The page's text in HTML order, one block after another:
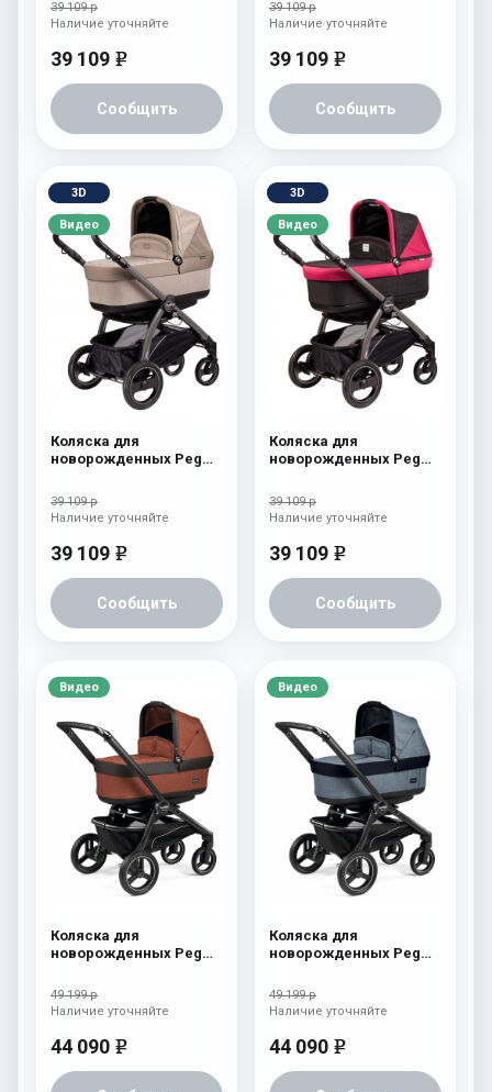
39 109 р
39 109 e
Сообщить
Наличие уточняйте
aquamarine
39 109 р
39 109 e
Сообщить
Наличие уточняйте
3D
Видео
Коляска для
новорожденных Peg
(шасси Jet) Cream
39 109 р
39 109 e
Сообщить
Наличие уточняйте
3D
Видео
Коляска для
новорожденных Peg
(шасси Jet) Fleur
39 109 р
39 109 e
Сообщить
Наличие уточняйте
Видео
Коляска для
новорожденных Peg
Terracotta
49 199 р
44 090 e
Наличие уточняйте
Видео
Коляска для
новорожденных Peg
Horizon
49 199 р
44 090 e
Наличие уточняйте